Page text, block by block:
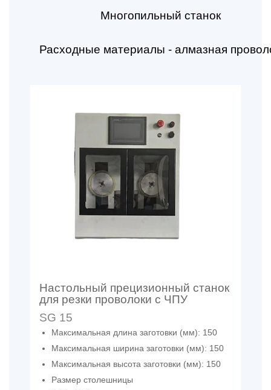
Многопильный станок
Расходные материалы - алмазная
Настольный прецизионный станок
для резки проволоки с ЧПУ
SG 15
Максимальная длина заготовки (мм): 150
Максимальная ширина заготовки (мм): 150
Максимальная высота заготовки (мм): 150
Размер столешницы